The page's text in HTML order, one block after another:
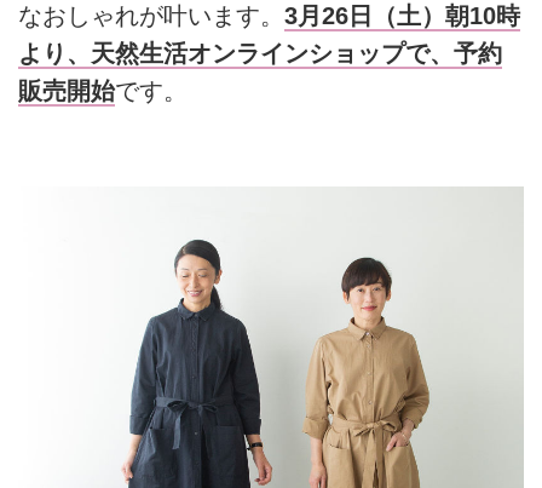
なおしゃれが叶います。 3月26日（土）朝10時
より、天然生活オンラインショップで、予約
販売開始です。